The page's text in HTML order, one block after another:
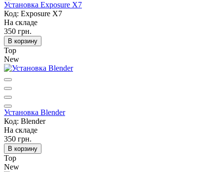
Установка Exposure X7
Код: Exposure X7
На складе
350 грн.
В корзину
Top
New
Установка Blender
Код: Blender
На складе
350 грн.
В корзину
Top
New